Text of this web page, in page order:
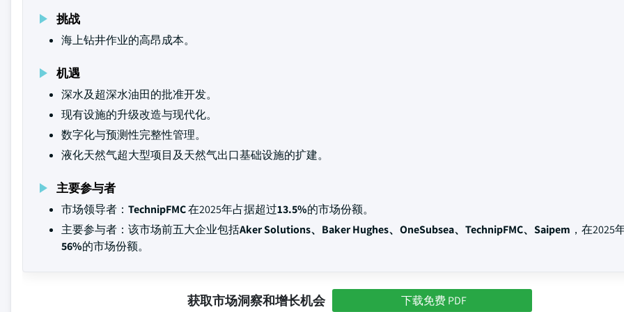
挑战
海上钻井作业的高昂成本。
机遇
深水及超深水油田的批准开发。
现有设施的升级改造与现代化。
数字化与预测性完整性管理。
液化天然气超大型项目及天然气出口基础设施的扩建。
主要参与者
市场领导者： TechnipFMC在2025年占据超过13.5%的市场份额。
主要参与者：该市场前五大企业包括Aker Solutions、Baker Hughes、OneSubsea、TechnipFMC、Saipem ，在2025
56%的市场份额。
获取市场洞察和增长机会 下载免费 PDF